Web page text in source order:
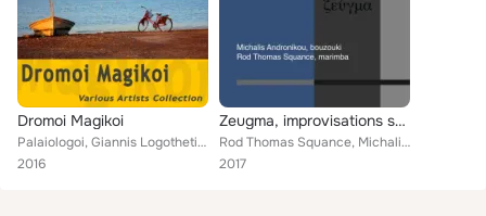
Dromoi Magikoi
Palaiologoi, Giannis Logothetis, Paris Perisinakis, Nikitas Vostanis, Mnistires, Moissis Asser, Spyros Goumas, Domos Bouzouki Ba...
2016
Zeugma, improvisations spontané
Rod Thomas Squance, Michalis Andronikou
2017